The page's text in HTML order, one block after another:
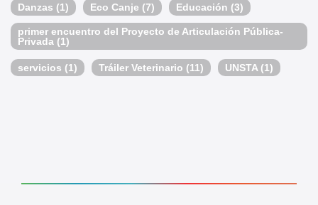
Danzas (1) Eco Canje (7) Educación (3)
primer encuentro del Proyecto de Articulación Pública-
Privada (1)
servicios (1) Tráiler Veterinario (11) UNSTA (1)